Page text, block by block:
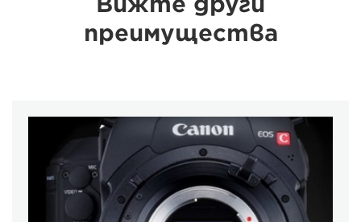
преимущества